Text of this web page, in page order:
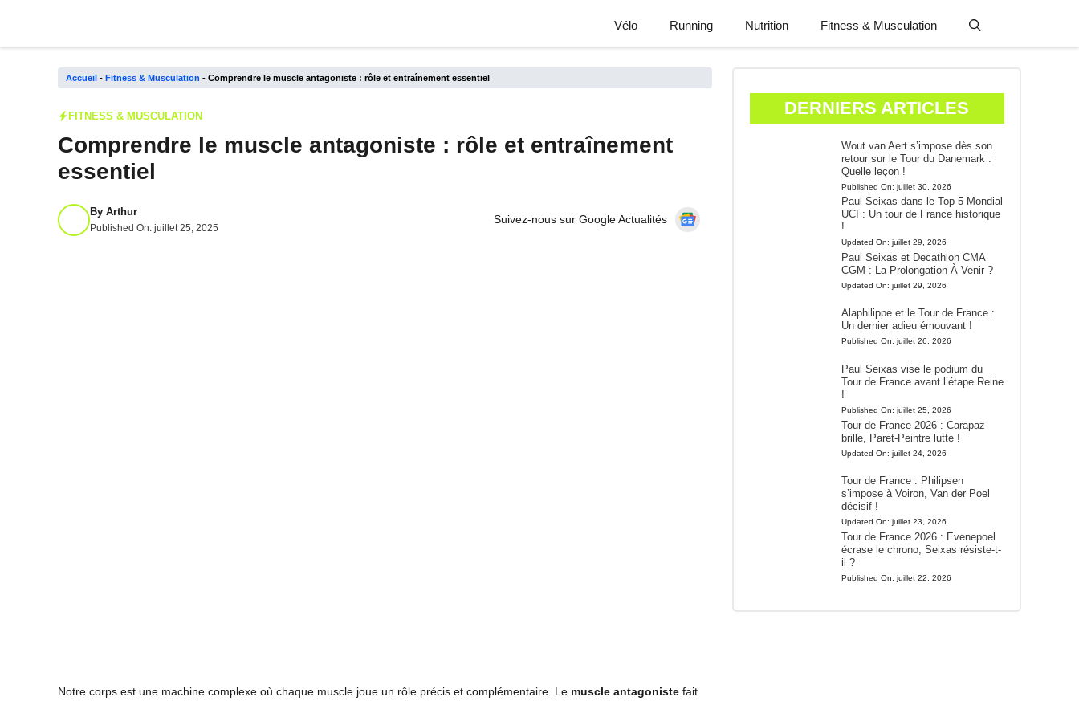
Vélo Running Nutrition Fitness & Musculation
Accueil - Fitness & Musculation - Comprendre le muscle antagoniste : rôle et entraînement essentiel
FITNESS & MUSCULATION
Comprendre le muscle antagoniste : rôle et entraînement
essentiel
By Arthur
Published On: juillet 25, 2025
Suivez-nous sur Google Actualités
Notre corps est une machine complexe où chaque muscle joue un rôle précis et complémentaire. Le muscle antagoniste fait
DERNIERS ARTICLES
Wout van Aert s’impose dès son
retour sur le Tour du Danemark :
Quelle leçon !
Published On: juillet 30, 2026
Paul Seixas dans le Top 5 Mondial
UCI : Un tour de France historique
!
Updated On: juillet 29, 2026
Paul Seixas et Decathlon CMA
CGM : La Prolongation À Venir ?
Updated On: juillet 29, 2026
Alaphilippe et le Tour de France :
Un dernier adieu émouvant !
Published On: juillet 26, 2026
Paul Seixas vise le podium du
Tour de France avant l’étape Reine
!
Published On: juillet 25, 2026
Tour de France 2026 : Carapaz
brille, Paret-Peintre lutte !
Updated On: juillet 24, 2026
Tour de France : Philipsen
s’impose à Voiron, Van der Poel
décisif !
Updated On: juillet 23, 2026
Tour de France 2026 : Evenepoel
écrase le chrono, Seixas résiste-t-
il ?
Published On: juillet 22, 2026